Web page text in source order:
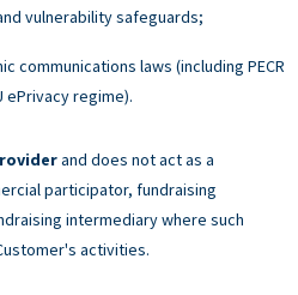
vulnerability safeguards;
communications laws (including PECR
ePrivacy regime).
and does not act as a
participator, fundraising
intermediary where such
activities.